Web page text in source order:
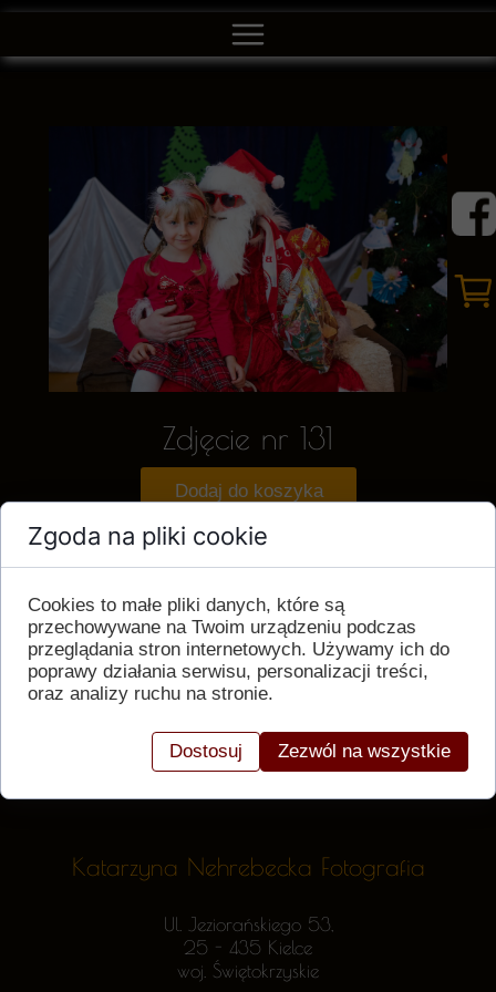
Ul. Jeziorańskiego 53,
25 - 435 Kielce
woj. Świętokrzyskie
Katarzyna Nehrebecka Fotografia
Zdjęcie nr 131
Dodaj do koszyka
Zgoda na pliki cookie
Cookies to małe pliki danych, które są
przechowywane na Twoim urządzeniu podczas
przeglądania stron internetowych. Używamy ich do
poprawy działania serwisu, personalizacji treści,
oraz analizy ruchu na stronie.
Dostosuj Zezwól na wszystkie